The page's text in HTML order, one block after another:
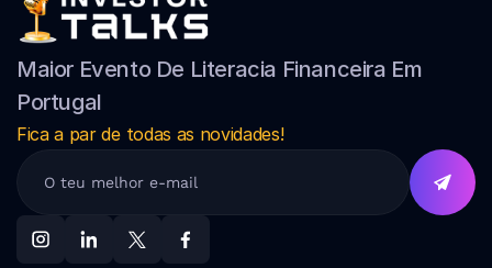
Maior Evento De Literacia Financeira Em
Portugal
Fica a par de todas as novidades!